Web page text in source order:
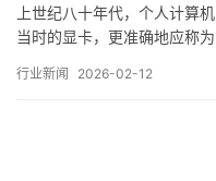
上世纪八十年代，个人计算
当时的显卡，更准确地应称
存极小，色彩表现极为有限
行业新闻 2026-02-12